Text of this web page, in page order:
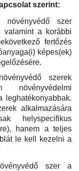
szerint:
növényvédő szer
valamint a korábbi
fertőzés
képes(ek)
szerek
növényvédelmi
leghatékonyabbak.
alkalmazására
helyspecifikus
hanem a teljes
le kell kezelni a
szer a